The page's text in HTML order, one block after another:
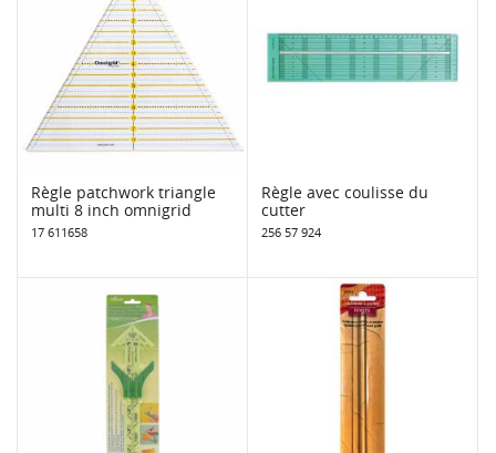
Règle patchwork triangle
multi 8 inch omnigrid
17 611658
Règle avec coulisse du
cutter
256 57 924